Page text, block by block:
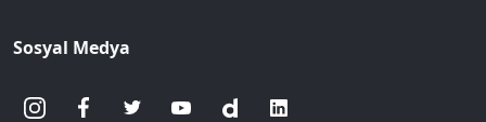
Sosyal Medya